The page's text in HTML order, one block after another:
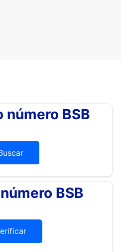
número BSB
BSB